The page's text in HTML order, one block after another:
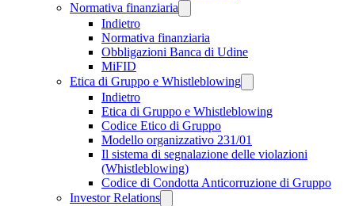
Normativa finanziaria
Indietro
Normativa finanziaria
Obbligazioni Banca di Udine
MiFID
Etica di Gruppo e Whistleblowing
Indietro
Etica di Gruppo e Whistleblowing
Codice Etico di Gruppo
Modello organizzativo 231/01
Il sistema di segnalazione delle violazioni
(Whistleblowing)
Codice di Condotta Anticorruzione di Gruppo
Investor Relations